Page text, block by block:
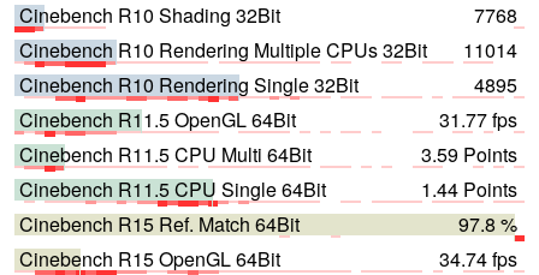
Cinebench R10 Shading 32Bit
7768
Cinebench R10 Rendering Multiple CPUs 32Bit
11014
Cinebench R10 Rendering Single 32Bit
4895
Cinebench R11.5 OpenGL 64Bit
31.77 fps
Cinebench R11.5 CPU Multi 64Bit
3.59 Points
Cinebench R11.5 CPU Single 64Bit
1.44 Points
Cinebench R15 Ref. Match 64Bit
97.8 %
Cinebench R15 OpenGL 64Bit
34.74 fps